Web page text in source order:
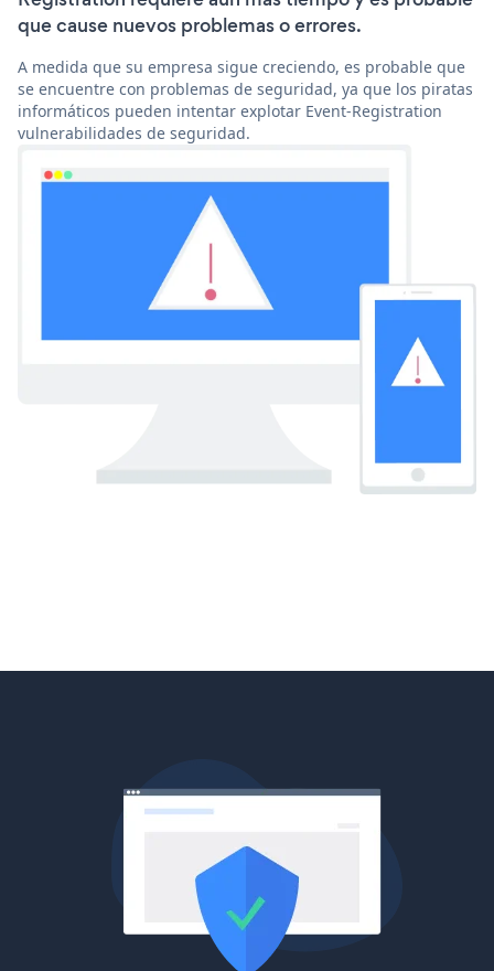
que cause nuevos problemas o errores.
A medida que su empresa sigue creciendo, es probable que
se encuentre con problemas de seguridad, ya que los piratas
informáticos pueden intentar explotar Event-Registration
vulnerabilidades de seguridad.